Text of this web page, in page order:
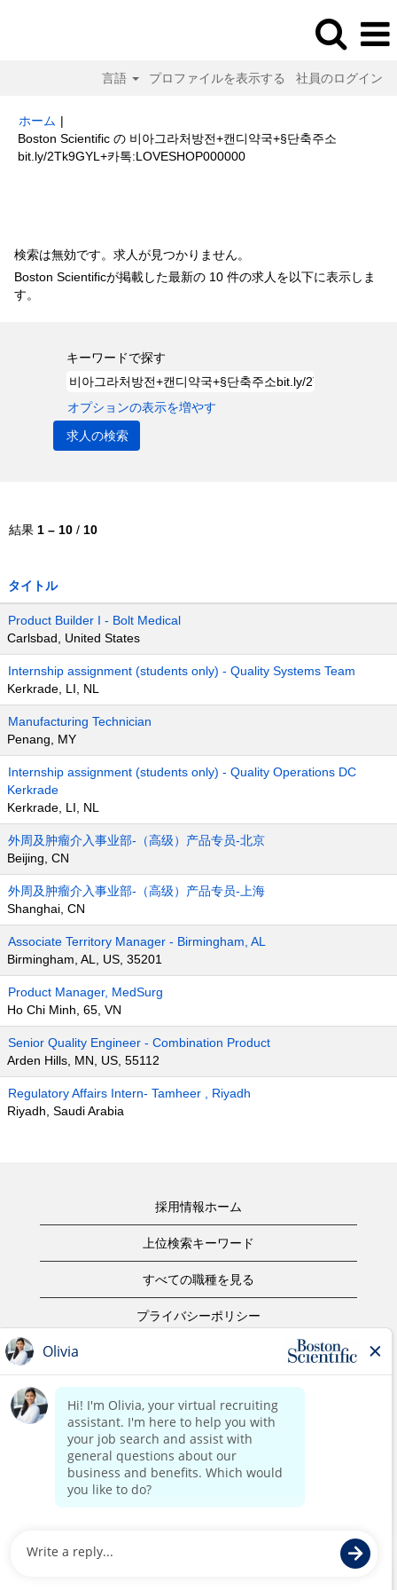
言語 プロファイルを表示する 社員のログイン
ホーム |
Boston Scientific の 비아그라처방전+캔디약국+§단축주소
bit.ly/2Tk9GYL+카톡:LOVESHOP000000(現
検索は無効です。求人が見つかりません。
Boston Scientificが掲載した最新の 10 件の求人を以下に表示しま
す。
キーワードで探す
オプションの表示を増やす
結果 1 – 10 / 10
タイトル
Product Builder I - Bolt Medical
Carlsbad, United States
Internship assignment (students only) - Quality Systems Team
Kerkrade, LI, NL
Manufacturing Technician
Penang, MY
Internship assignment (students only) - Quality Operations DC
Kerkrade
Kerkrade, LI, NL
外周及肿瘤介入事业部-（高级）产品专员-北京
Beijing, CN
外周及肿瘤介入事业部-（高级）产品专员-上海
Shanghai, CN
Associate Territory Manager - Birmingham, AL
Birmingham, AL, US, 35201
Product Manager, MedSurg
Ho Chi Minh, 65, VN
Senior Quality Engineer - Combination Product
Arden Hills, MN, US, 55112
Regulatory Affairs Intern- Tamheer , Riyadh
Riyadh, Saudi Arabia
採用情報ホーム
上位検索キーワード
すべての職種を見る
プライバシーポリシー
著作権表示
お問合せ
ボストン・サイエンティフィックウェブサイトホーム